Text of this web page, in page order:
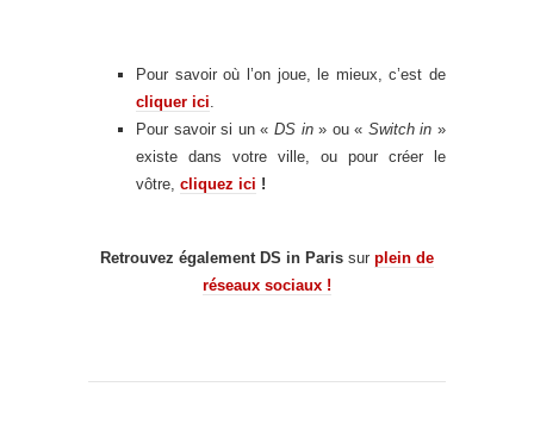
Pour savoir où l’on joue, le mieux, c’est de
cliquer ici
Pour savoir si un « DS in» ou « Switch in »
existe dans votre ville, ou pour créer le
vôtre, cliquez ici !
Retrouvez également DS in Paris sur plein de
réseaux sociaux !